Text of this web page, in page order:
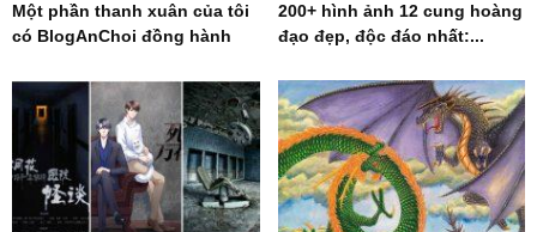
Một phần thanh xuân của tôi
có BlogAnChoi đồng hành
200+ hình ảnh 12 cung hoàng
đạo đẹp, độc đáo nhất:...